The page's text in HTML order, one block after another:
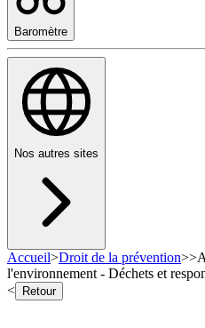
Baromètre
Nos autres sites
Accueil>Droit de la prévention>>
l'environnement - Déchets et
<
Retour